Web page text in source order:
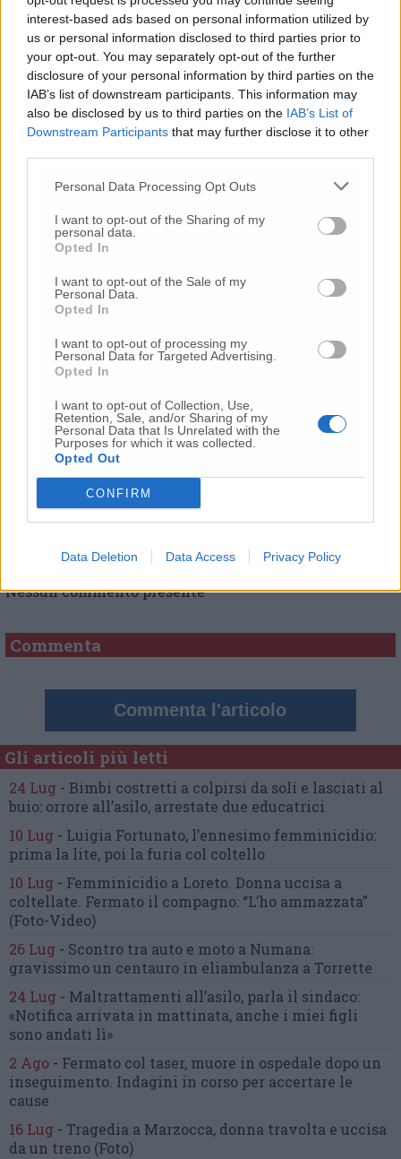
interest-based ads based on personal information utilized by
us or personal information disclosed to third parties prior to
your opt-out. You may separately opt-out of the further
disclosure of your personal information by third parties on the
IAB’s list of downstream participants. This information may
also be disclosed by us to third parties on the IAB’s List of
Downstream Participants that may further disclose it to other
Personal Data Processing Opt Outs
I want to opt-out of the Sharing of my
personal data.
Opted In
I want to opt-out of the Sale of my
Personal Data.
Opted In
I want to opt-out of processing my
Personal Data for Targeted Advertising.
Opted In
I want to opt-out of Collection, Use,
Retention, Sale, and/or Sharing of my
Personal Data that Is Unrelated with the
Purposes for which it was collected.
Opted Out
CONFIRM
Data Deletion Data Access Privacy Policy
fine del 2017. Nel frattempo invitiamo i
pazienti a rivolgersi al MMG, già
sensibilizzati al riguardo e ai quali abbiamo
dato la nostra piena disponibilità in caso di
particolare necessità. Riguardo ai piani
terapeutici, i pazienti potranno continuare a
ncaricato presso la sede dell’ospedale di
il rinnovo, i piani terapeutici ritorneranno
all’ambulatorio di Loreto dove gli utenti
© RIPRODUZIONE RISERVATA
Commenti
Nessun commento presente
Commenta
Commenta l'articolo
Gli articoli più letti
24 Lug - Bimbi costretti a colpirsi da soli e lasciati al
buio: orrore all’asilo, arrestate due educatrici
10 Lug - Luigia Fortunato, l’ennesimo femminicidio:
prima la lite, poi la furia col coltello
10 Lug - Femminicidio a Loreto. Donna uccisa a
coltellate. Fermato il compagno: “L’ho ammazzata”
(Foto-Video)
26 Lug - Scontro tra auto e moto a Numana:
gravissimo un centauro in eliambulanza a Torrette
24 Lug - Maltrattamenti all’asilo, parla il sindaco:
«Notifica arrivata in mattinata, anche i miei figli
sono andati lì»
2 Ago - Fermato col taser, muore in ospedale dopo un
inseguimento. Indagini in corso per accertare le
cause
16 Lug - Tragedia a Marzocca, donna travolta e uccisa
da un treno (Foto)